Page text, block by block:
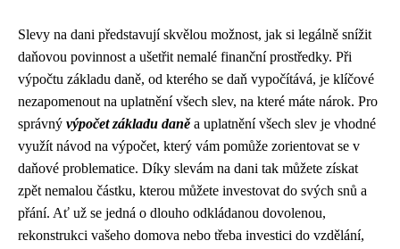
Slevy na dani představují skvělou možnost, jak si legálně snížit
daňovou povinnost a ušetřit nemalé finanční prostředky. Při
výpočtu základu daně, od kterého se daň vypočítává, je klíčové
nezapomenout na uplatnění všech slev, na které máte nárok. Pro
správný výpočet základu daněa uplatnění všech slev je vhodné
využít návod na výpočet, který vám pomůže zorientovat se v
daňové problematice. Díky slevám na dani tak můžete získat
zpět nemalou částku, kterou můžete investovat do svých snů a
přání. Ať už se jedná o dlouho odkládanou dovolenou,
rekonstrukci vašeho domova nebo třeba investici do vzdělání,